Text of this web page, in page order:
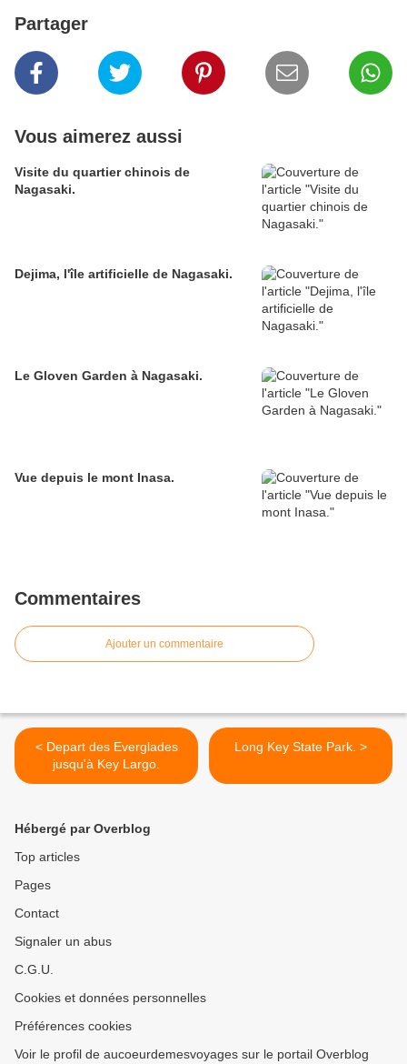
Partager
Vous aimerez aussi
Visite du quartier chinois de
Nagasaki.
Dejima, l'île artificielle de Nagasaki.
Le Gloven Garden à Nagasaki.
Vue depuis le mont Inasa.
Commentaires
Ajouter un commentaire
< Depart des Everglades
jusqu'à Key Largo.
Long Key State Park. >
Hébergé par Overblog
Top articles
Pages
Contact
Signaler un abus
C.G.U.
Cookies et données personnelles
Préférences cookies
Voir le profil de aucoeurdemesvoyages sur le portail Overblog